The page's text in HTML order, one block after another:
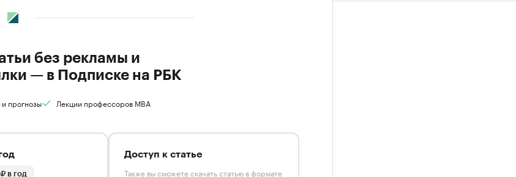
без рекламы и
— в Подписке на РБК
прогнозы Лекции профессоров MBA
в год
Доступ к статье
Также вы сможете скачать статью в формате